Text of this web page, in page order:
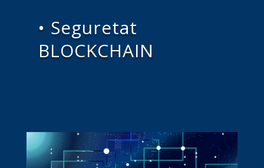
• Seguretat
BLOCKCHAIN